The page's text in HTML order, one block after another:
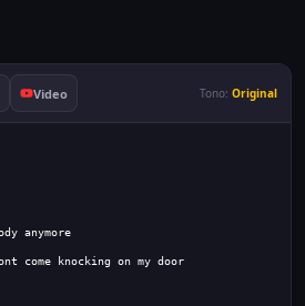
Video Tono: Original